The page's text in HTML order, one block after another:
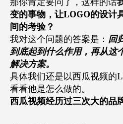
变的事物，让LOGO的设计
间的考验？
我对这个问题的答案是： 回
到底起到什么作用，再从这
解决方案。
具体我们还是以西瓜视频的
看看他是怎么做的。
西瓜视频经历过三次大的品